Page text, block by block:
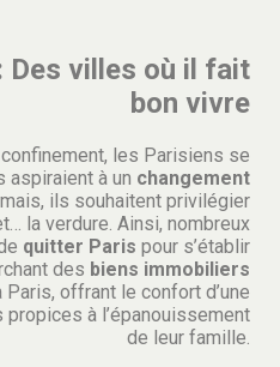
Des villes où il fait
bon vivre
les Parisiens se
aspiraient à un changement
ils souhaitent privilégier
la verdure. Ainsi, nombreux
quitter Paris pour s’établir
des biens immobiliers
Paris, offrant le confort d’une
propices à l’épanouissement
de leur famille.